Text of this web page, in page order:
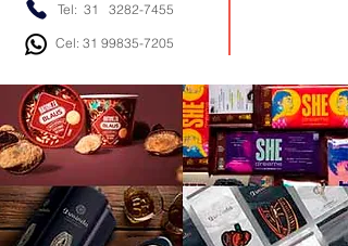
Tel: 31 3282-7455
Cel: 31 99835-7205